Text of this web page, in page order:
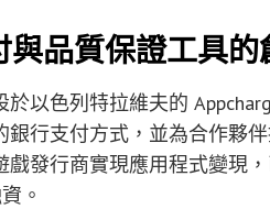
與品質保證工具的
於以色列特拉維夫的
銀行支付方式，並為合作夥
戲發行商實現應用程式變現
。